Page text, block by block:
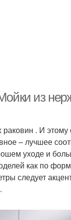
из
. И этому
– лучшее
уходе и
как по
следует